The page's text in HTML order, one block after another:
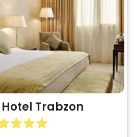
Trabzon